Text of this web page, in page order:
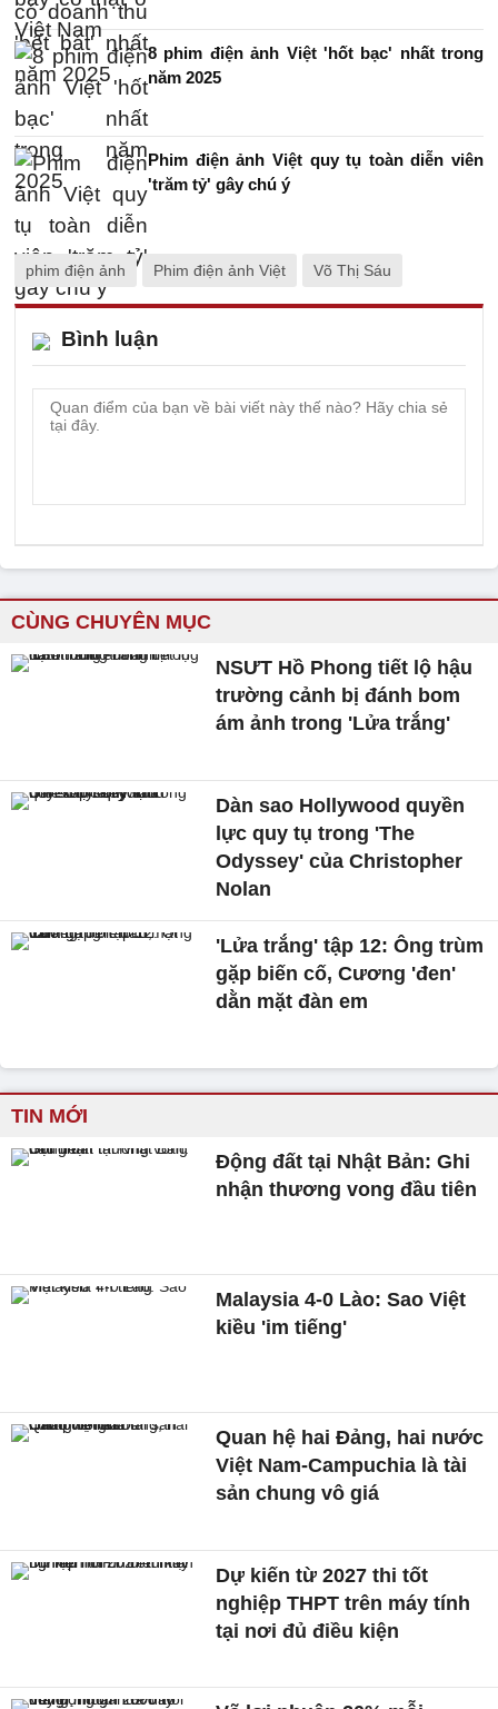
8 phim điện ảnh Việt 'hốt bạc' nhất trong
năm 2025
Phim điện ảnh Việt quy tụ toàn diễn viên
'trăm tỷ' gây chú ý
phim điện ảnh Phim điện ảnh Việt Võ Thị Sáu
Bình luận
CÙNG CHUYÊN MỤC
NSƯT Hồ Phong tiết lộ hậu
trường cảnh bị đánh bom
ám ảnh trong 'Lửa trắng'
Dàn sao Hollywood quyền
lực quy tụ trong 'The
Odyssey' của Christopher
Nolan
'Lửa trắng' tập 12: Ông trùm
gặp biến cố, Cương 'đen'
dằn mặt đàn em
TIN MỚI
Động đất tại Nhật Bản: Ghi
nhận thương vong đầu tiên
Malaysia 4-0 Lào: Sao Việt
kiều 'im tiếng'
Quan hệ hai Đảng, hai nước
Việt Nam-Campuchia là tài
sản chung vô giá ​
Dự kiến từ 2027 thi tốt
nghiệp THPT trên máy tính
tại nơi đủ điều kiện